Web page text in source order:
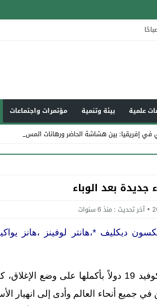
علمية بيئة وتنمية مؤتمرات واجتماعات
في إفريقيا: بين هشاشة الحاضر ورهانات المستقبل
بعد الوباء
آخر تحديث : منذ 6 سنوات
ديكليف *،هانتر لوفينز ،هانز
أجبر الفيروس التاجي كوفيد 19 دولاً بأكملها على وضع
جميع أنحاء العالم وأدى إلى انهيار